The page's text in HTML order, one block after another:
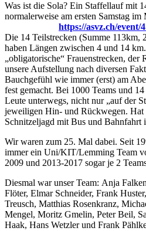
Was ist die Sola? Ein Staffellauf mit
normalerweise am ersten Samstag im
https://asvz.ch/event/
Die 14 Teilstrecken (Summe 113km,
haben Längen zwischen 4 und 14
„obligatorische“ Frauenstrecken, der
unsere Aufstellung nach diversen
Bauchgefühl wie immer (erst) am
fest gemacht. Bei 1000 Teams und
Leute unterwegs, nicht nur „auf der
jeweiligen Hin- und Rückwegen. Hat
Schnitzeljagd mit Bus und Bahnfahrt
Wir waren zum 25. Mal dabei. Seit
immer ein Uni/KIT/Lemming Team
2009 und 2013-2017 sogar je 2
Diesmal war unser Team: Anja
Flöter, Elmar Schneider, Frank
Treusch, Matthias Rosenkranz,
Mengel, Moritz Gmelin, Peter Beil,
Haak, Hans Wetzler und Frank